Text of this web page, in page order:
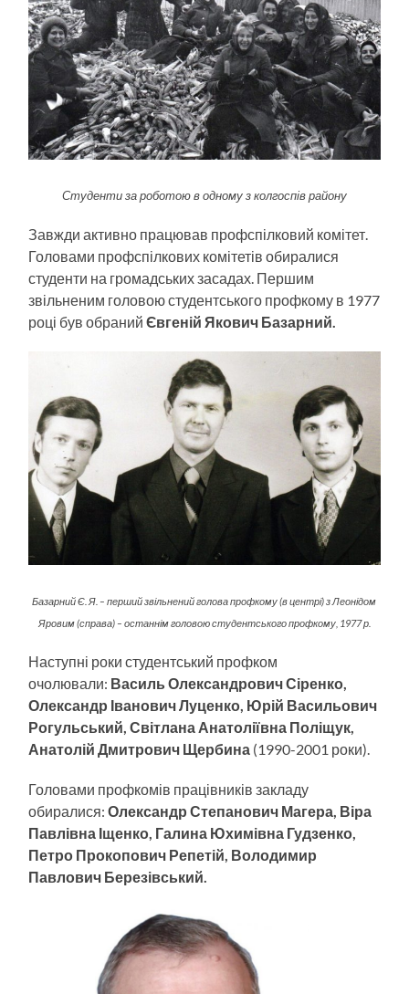
Студенти за роботою в одному з колгоспів району
Завжди активно працював профспілковий комітет.
Головами профспілкових комітетів обиралися
студенти на громадських засадах. Першим
звільненим головою студентського профкому в 1977
році був обранийЄвгеній Якович Базарний.
Базарний Є. Я. – перший звільнений голова профкому (в центрі) з Леонідом
Яровим (справа) – останнім головою студентського профкому, 1977 р.
Наступні роки студентський профком
очолювали: Василь Олександрович Сіренко,
Олександр Іванович Луценко, Юрій Васильович
Рогульський, Світлана Анатоліївна Поліщук,
Анатолій Дмитрович Щербина (1990-2001 роки).
Головами профкомів працівників закладу
обиралися: Олександр Степанович Магера, Віра
Павлівна Іщенко, Галина Юхимівна Гудзенко,
Петро Прокопович Репетій, Володимир
Павлович Березівський.